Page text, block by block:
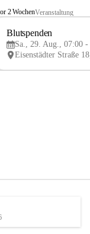
e
2 WochenVeranstaltung
Blutspenden
Sa., 29. Aug., 07:00 -